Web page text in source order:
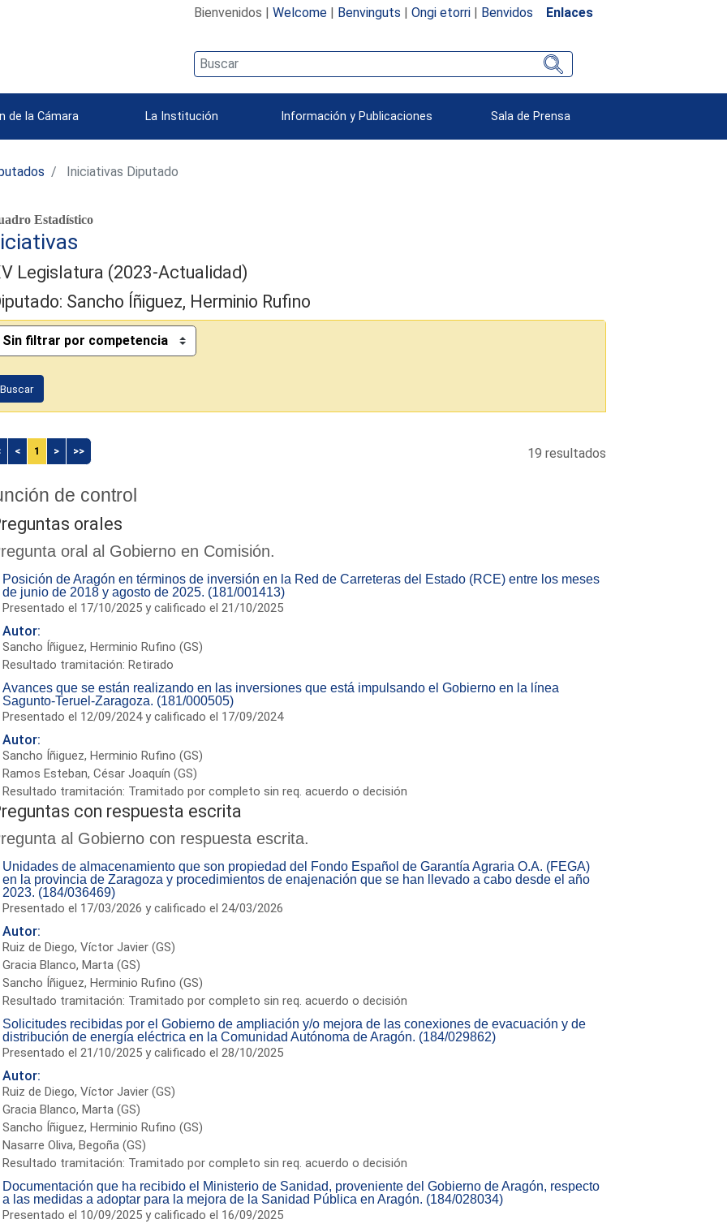
Bienvenidos | Welcome| Benvinguts | Ongi etorri| Benvidos Enlaces
de la Cámara La Institución Información y Publicaciones Sala de Prensa
Iniciativas Diputado
Estadístico
Legislatura (2023-Actualidad)
Sancho Íñiguez, Herminio Rufino
Buscar
< 1 > >> 19 resultados
de control
orales
oral al Gobierno en Comisión.
Posición de Aragón en términos de inversión en la Red de Carreteras del Estado (RCE) entre los meses
de junio de 2018 y agosto de 2025. (181/001413)
Presentado el 17/10/2025 y calificado el 21/10/2025
Autor:
Sancho Íñiguez, Herminio Rufino (GS)
Resultado tramitación: Retirado
Avances que se están realizando en las inversiones que está impulsando el Gobierno en la línea
Sagunto-Teruel-Zaragoza. (181/000505)
Presentado el 12/09/2024 y calificado el 17/09/2024
Autor:
Sancho Íñiguez, Herminio Rufino (GS)
Ramos Esteban, César Joaquín (GS)
Resultado tramitación: Tramitado por completo sin req. acuerdo o decisión
con respuesta escrita
al Gobierno con respuesta escrita.
Unidades de almacenamiento que son propiedad del Fondo Español de Garantía Agraria O.A. (FEGA)
en la provincia de Zaragoza y procedimientos de enajenación que se han llevado a cabo desde el año
2023. (184/036469)
Presentado el 17/03/2026 y calificado el 24/03/2026
Autor:
Ruiz de Diego, Víctor Javier (GS)
Gracia Blanco, Marta (GS)
Sancho Íñiguez, Herminio Rufino (GS)
Resultado tramitación: Tramitado por completo sin req. acuerdo o decisión
Solicitudes recibidas por el Gobierno de ampliación y/o mejora de las conexiones de evacuación y de
distribución de energía eléctrica en la Comunidad Autónoma de Aragón. (184/029862)
Presentado el 21/10/2025 y calificado el 28/10/2025
Autor:
Ruiz de Diego, Víctor Javier (GS)
Gracia Blanco, Marta (GS)
Sancho Íñiguez, Herminio Rufino (GS)
Nasarre Oliva, Begoña (GS)
Resultado tramitación: Tramitado por completo sin req. acuerdo o decisión
Documentación que ha recibido el Ministerio de Sanidad, proveniente del Gobierno de Aragón, respecto
a las medidas a adoptar para la mejora de la Sanidad Pública en Aragón. (184/028034)
Presentado el 10/09/2025 y calificado el 16/09/2025